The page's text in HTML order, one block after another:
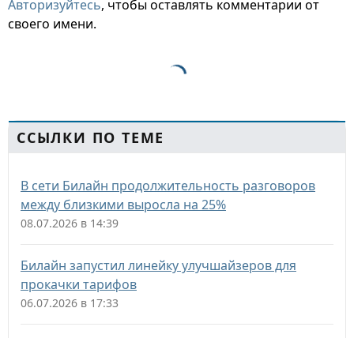
Авторизуйтесь, чтобы оставлять комментарии от
своего имени.
ССЫЛКИ ПО ТЕМЕ
В сети Билайн продолжительность разговоров
между близкими выросла на 25%
08.07.2026 в 14:39
Билайн запустил линейку улучшайзеров для
прокачки тарифов
06.07.2026 в 17:33